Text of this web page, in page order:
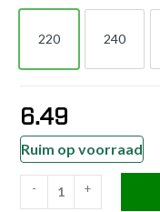
220 240
6.49
Ruim op voorraad
JCalicu
- +